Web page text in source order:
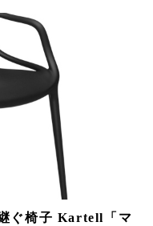
ぐ椅子 Kartell「マ